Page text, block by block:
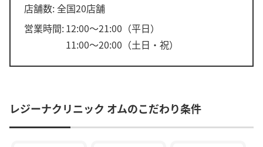
店舗数: 全国20店舗
営業時間:12:00〜21:00（平日）
11:00〜20:00（土日・祝）
レジーナクリニック オムのこだわり条件